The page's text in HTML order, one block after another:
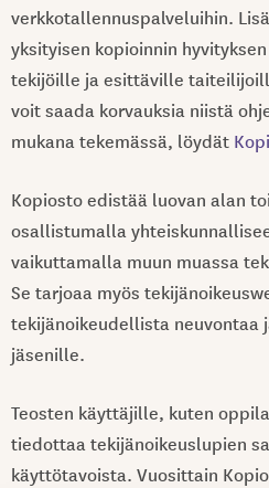
verkkotallennuspalveluihin.
yksityisen kopioinnin
tekijöille ja esittäville
voit saada korvauksia niistä
mukana tekemässä, löydät
Kopiosto edistää luovan alan
osallistumalla
vaikuttamalla muun muassa
Se tarjoaa myös
tekijänoikeudellista neuvontaa
jäsenille.
Teosten käyttäjille, kuten
tiedottaa tekijänoikeuslupien
käyttötavoista. Vuosittain